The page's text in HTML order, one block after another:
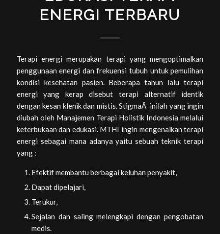
ENERGI TERBARU
Terapi energi merupakan terapi yang mengoptimalkan
penggunaan energi dan frekuensi tubuh untuk pemulihan
kondisi kesehatan pasien. Beberapa tahun lalu terapi
energi yang kerap disebut terapi alternatif identik
dengan kesan klenik dan mistis. StigmaÂ inilah yang ingin
diubah oleh Manajemen Terapi Holistik Indonesia melalui
keterbukaan dan edukasi. MTHI ingin mengenalkan terapi
energi sebagai mana adanya yaitu sebuah teknik terapi
yang :
Efektif membantu berbagai keluhan penyakit,
Dapat dipelajari,
Terukur,
Sejalan dan saling melengkapi dengan pengobatan
medis.